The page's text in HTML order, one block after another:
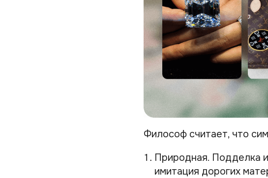
Философ считает, что
Природная. Подделка
имитация дорогих